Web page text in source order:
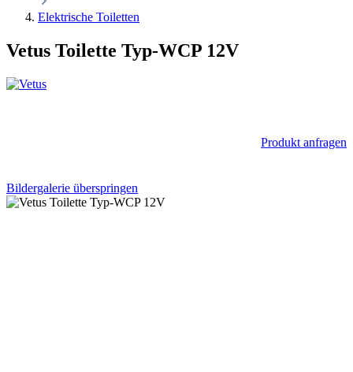
Elektrische Toiletten
Vetus Toilette Typ-WCP 12V
Produkt anfragen
Bildergalerie überspringen